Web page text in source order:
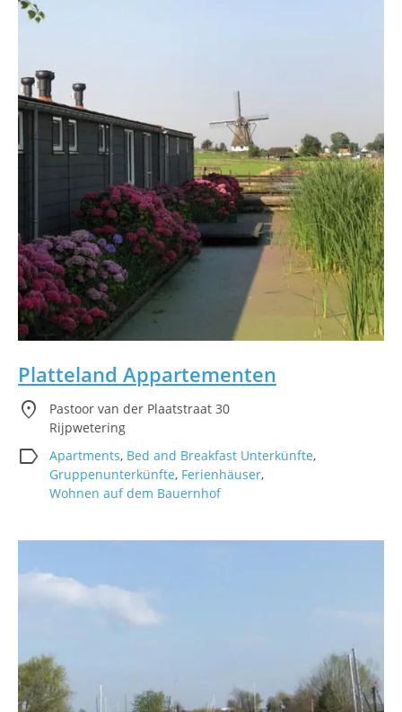
Platteland Appartementen
location_on
Pastoor van der Plaatstraat 30
Rijpwetering
label Apartments, Bed and Breakfast Unterkünfte,
Gruppenunterkünfte, Ferienhäuser,
Wohnen auf dem Bauernhof